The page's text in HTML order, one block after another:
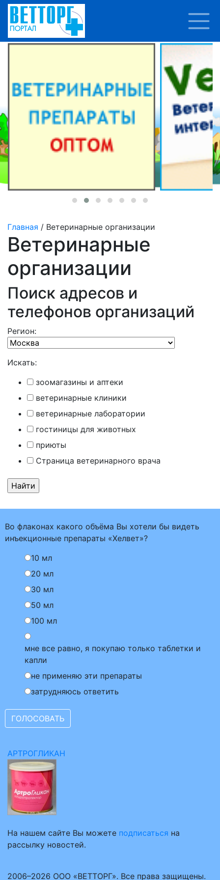
Главная / Ветеринарные организации
Ветеринарные
организации
Поиск адресов и
телефонов организаций
Регион:
Искать:
зоомагазины и аптеки
ветеринарные клиники
ветеринарные лаборатории
гостиницы для животных
приюты
Страница ветеринарного врача
Во флаконах какого объёма Вы хотели бы видеть
инъекционные препараты «Хелвет»?
10 мл
20 мл
30 мл
50 мл
100 мл
мне все равно, я покупаю только таблетки и
капли
не применяю эти препараты
затрудняюсь ответить
АРТРОГЛИКАН
На нашем сайте Вы можете подписаться на
рассылку новостей.
2006–2026 ООО «ВЕТТОРГ». Все права защищены.